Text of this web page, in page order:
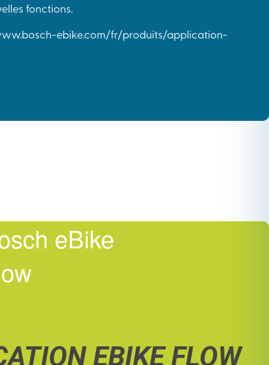
fonctions.
ebike.com/fr/produits/application-
eBike
EBIKE FLOW